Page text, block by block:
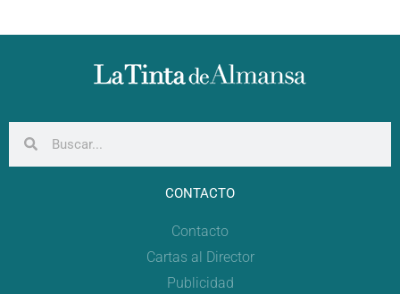
CONTACTO
Contacto
Cartas al Director
Publicidad